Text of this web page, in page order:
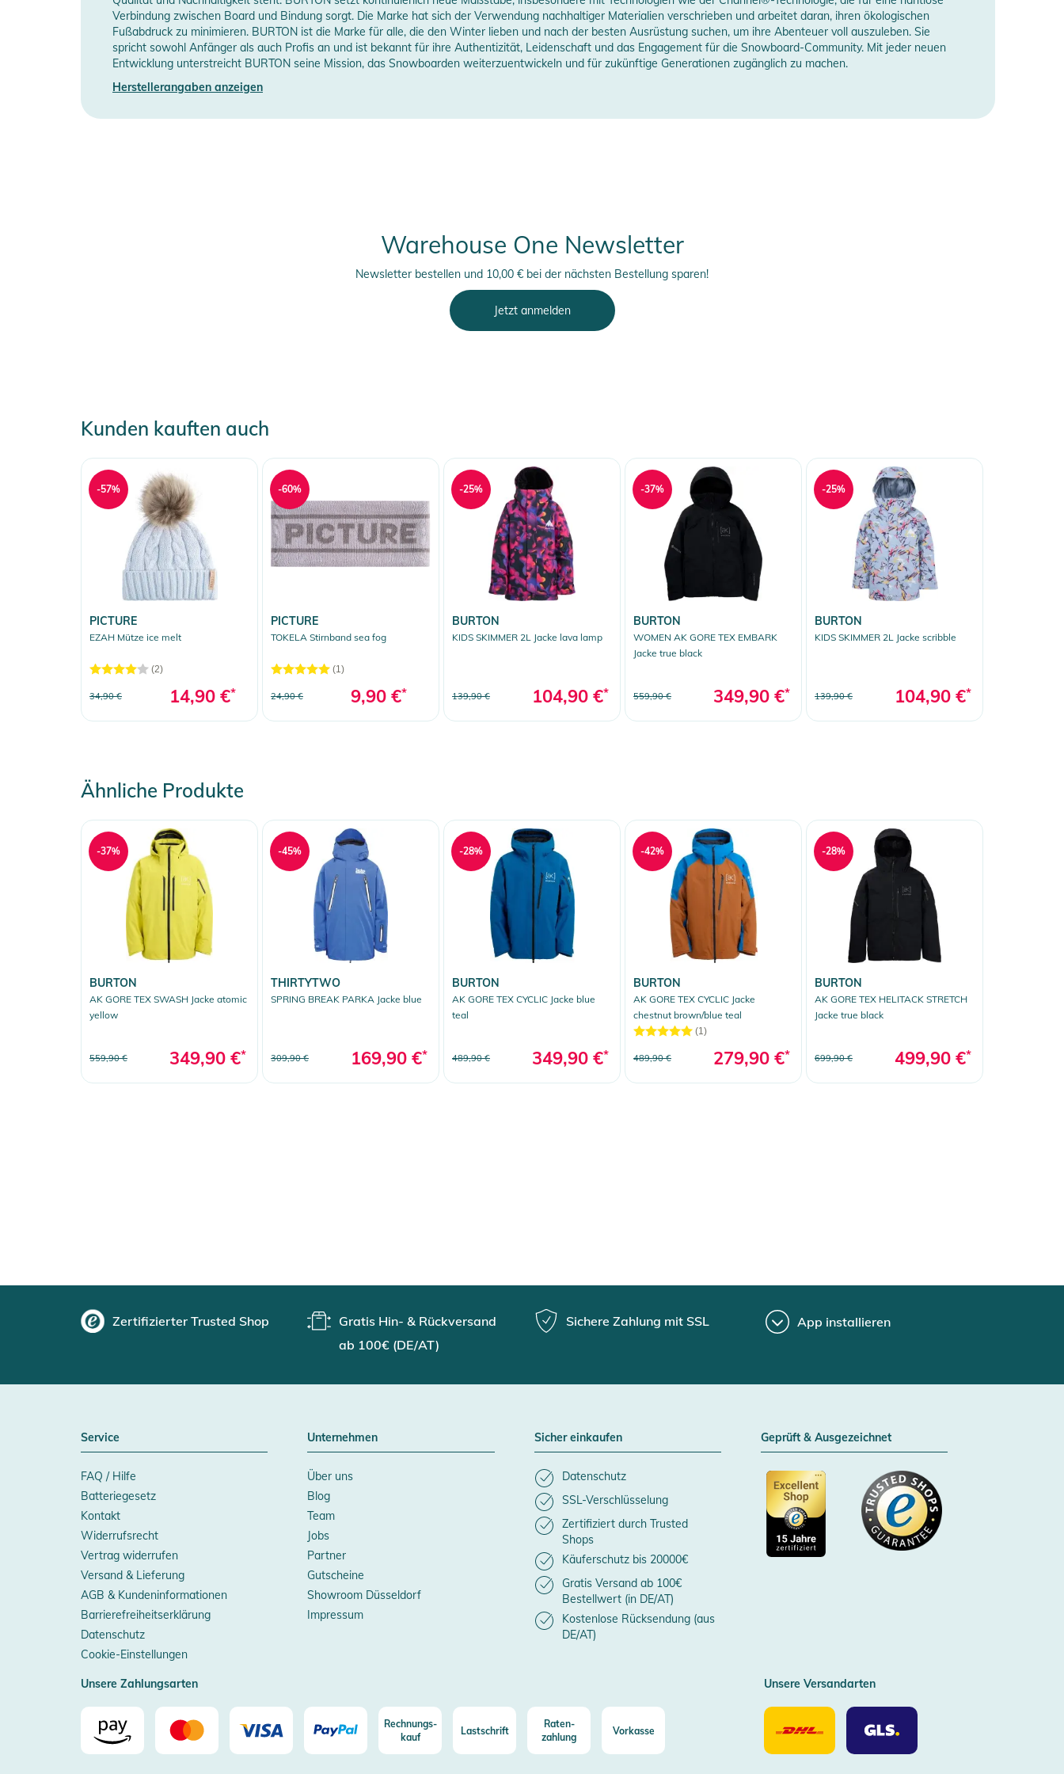
- Room-to-Grow-System: Verlängerbare Ärmel für Wachstumsschübe
- Funktionale Extras: Klettverschluss für Handschuhe, Seiteneingangsreißverschluss, YKK®-
Reißverschlüsse
- Unisex Style: Für Jungen und Mädchen, reguläre Passform für aktive Bewegung
Produktinformationen und Sicherheitshinweise
Manufacturer
Information
Herstellerangaben anzeigen
Verbindung zwischen Board und Bindung sorgt. Die Marke hat sich der Verwendung nachhaltiger Materialien verschrieben und arbeitet daran, ihren ökologischen
Fußabdruck zu minimieren. BURTON ist die Marke für alle, die den Winter lieben und nach der besten Ausrüstung suchen, um ihre Abenteuer voll auszuleben. Sie
spricht sowohl Anfänger als auch Profis an und ist bekannt für ihre Authentizität, Leidenschaft und das Engagement für die Snowboard-Community. Mit jeder neuen
Entwicklung unterstreicht BURTON seine Mission, das Snowboarden weiterzuentwickeln und für zukünftige Generationen zugänglich zu machen.
Herstellerangaben anzeigen
Warehouse One Newsletter
Newsletter bestellen und 10,00 € bei der nächsten Bestellung sparen!
Jetzt anmelden
Kunden kauften auch
PICTURE
EZAH Mütze ice melt
(2)
34,90 € 14,90 €*
-57%
PICTURE
TOKELA Stirnband sea fog
(1)
24,90 € 9,90 €*
-60%
BURTON
KIDS SKIMMER 2L Jacke lava lamp
139,90 € 104,90 €*
-25%
BURTON
WOMEN AK GORE TEX EMBARK
Jacke true black
559,90 € 349,90 €*
-37%
BURTON
KIDS SKIMMER 2L Jacke scribble
139,90 € 104,90 €*
-25%
Ähnliche Produkte
BURTON
AK GORE TEX SWASH Jacke atomic
yellow
559,90 € 349,90 €*
-37%
THIRTYTWO
SPRING BREAK PARKA Jacke blue
309,90 € 169,90 €*
-45%
BURTON
AK GORE TEX CYCLIC Jacke blue
teal
489,90 € 349,90 €*
-28%
BURTON
AK GORE TEX CYCLIC Jacke
chestnut brown/blue teal
(1)
489,90 € 279,90 €*
-42%
BURTON
AK GORE TEX HELITACK STRETCH
Jacke true black
699,90 € 499,90 €*
-28%
Zertifizierter Trusted Shop
Gratis Hin- & Rückversand
ab 100€ (DE/AT)
Sichere Zahlung mit SSL App installieren
Service
FAQ / Hilfe
Batteriegesetz
Kontakt
Widerrufsrecht
Vertrag widerrufen
Versand & Lieferung
AGB & Kundeninformationen
Barrierefreiheitserklärung
Datenschutz
Cookie-Einstellungen
Unternehmen
Über uns
Blog
Team
Jobs
Partner
Gutscheine
Showroom Düsseldorf
Impressum
Sicher einkaufen
Datenschutz
SSL-Verschlüsselung
Zertifiziert durch Trusted
Shops
Käuferschutz bis 20000€
Gratis Versand ab 100€
Bestellwert (in DE/AT)
Kostenlose Rücksendung (aus
DE/AT)
Geprüft & Ausgezeichnet
Unsere Zahlungsarten
Rechnungs-
kauf
Lastschrift
Raten-
zahlung
Vorkasse
Unsere Versandarten
Unsere
Versandarten
DHL
Unsere
Versandarten
GLS